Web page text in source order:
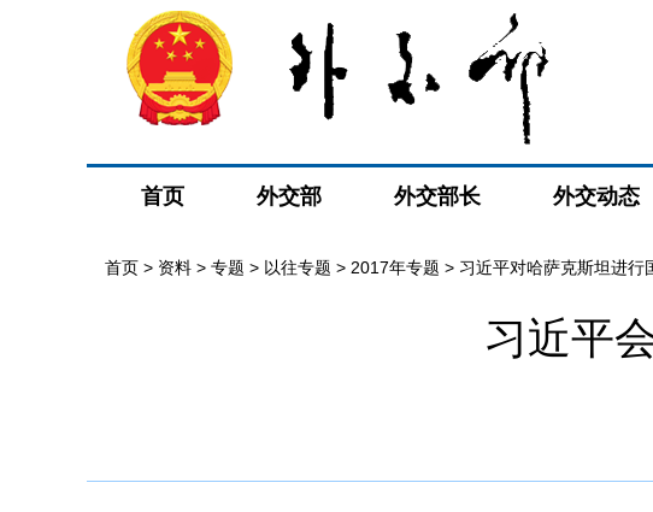
首页 外交部 外交部长 外交动态
首页 > 资料 > 专题 > 以往专题 > 2017年专题 > 习近平对哈萨克斯坦进行
习近平